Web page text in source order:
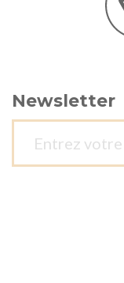
Newsletter